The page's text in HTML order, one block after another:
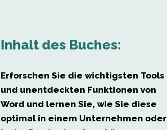
Inhalt des Buches:
Erforschen Sie die wichtigsten Tools
und unentdeckten Funktionen von
Word und lernen Sie, wie Sie diese
optimal in einem Unternehmen oder